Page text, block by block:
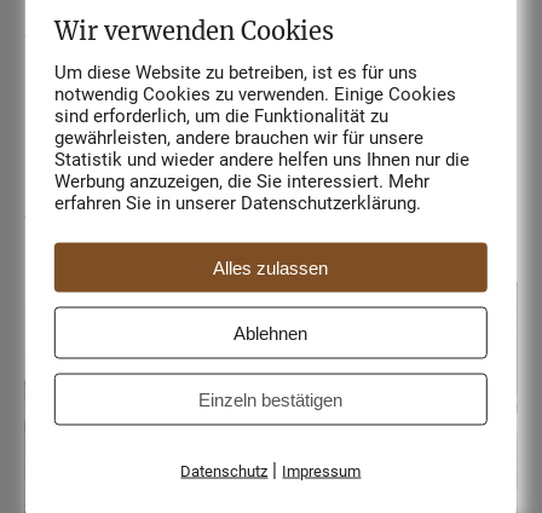
Das Futter kommt zum großen Teil von den eigenen
Wiesen, die penibel nach Giftpflanzen abgesucht werden.
Das zugekaufte Heu stammt von unserem
Lohnunternehmer, der in einem Nachbarort Grünland
bewirtschaftet. Somit wissen wir auch bei diesem Heu
immer von welchen Wiesen es kommt und haben Einfluss
auf Zusammensetzung, Schnittzeitpunkt und
Trocknungsgrad.
Wir verwenden Cookies
Um diese Website zu betreiben, ist es für uns
notwendig Cookies zu verwenden. Einige Cookies
sind erforderlich, um die Funktionalität zu
gewährleisten, andere brauchen wir für unsere
Statistik und wieder andere helfen uns Ihnen nur die
Werbung anzuzeigen, die Sie interessiert. Mehr
erfahren Sie in unserer Datenschutzerklärung.
Alles zulassen
Ablehnen
Einzeln bestätigen
Datenschutz | Impressum